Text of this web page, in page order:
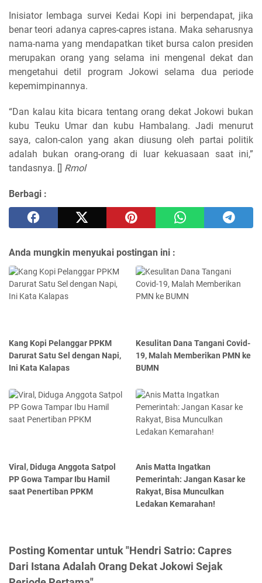
Inisiator lembaga survei Kedai Kopi ini berpendapat, jika
benar teori adanya capres-capres istana. Maka seharusnya
nama-nama yang mendapatkan tiket bursa calon presiden
merupakan orang yang selama ini mengenal dekat dan
mengetahui detil program Jokowi selama dua periode
kepemimpinannya.
“Dan kalau kita bicara tentang orang dekat Jokowi bukan
kubu Teuku Umar dan kubu Hambalang. Jadi menurut
saya, calon-calon yang akan diusung oleh partai politik
adalah bukan orang-orang di luar kekuasaan saat ini,”
tandasnya. [] Rmol
Berbagi :
Anda mungkin menyukai postingan ini :
Kang Kopi Pelanggar PPKM
Darurat Satu Sel dengan Napi,
Ini Kata Kalapas
Kesulitan Dana Tangani Covid-
19, Malah Memberikan PMN ke
BUMN
Viral, Diduga Anggota Satpol
PP Gowa Tampar Ibu Hamil
saat Penertiban PPKM
Anis Matta Ingatkan
Pemerintah: Jangan Kasar ke
Rakyat, Bisa Munculkan
Ledakan Kemarahan!
Posting Komentar untuk "Hendri Satrio: Capres
Dari Istana Adalah Orang Dekat Jokowi Sejak